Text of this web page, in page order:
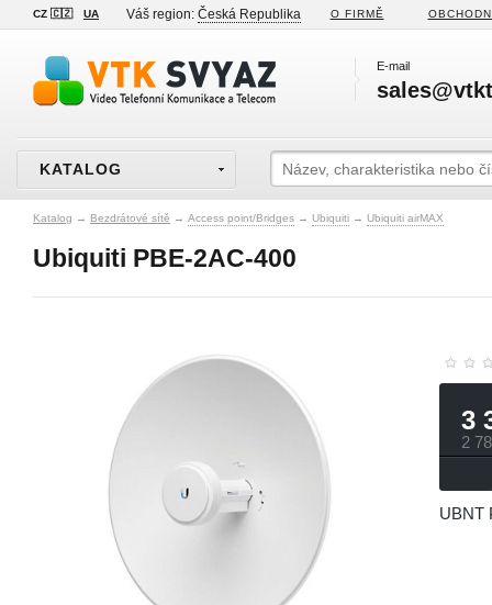
CZ 🇨🇿 UA Váš region: Česká Republika O FIRMĚ
E-mail
KATALOG
Katalog → Bezdrátové sítě → Access point/Bridges → Ubiquiti → Ubiquiti airMAX
Ubiquiti PBE-2AC-400
3
2
UBNT